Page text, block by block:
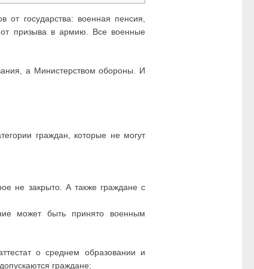
государства: военная пенсия,
от призыва в армию. Все военные
а Министерством обороны. И
граждан, которые не могут
не закрыто. А также граждане с
может быть принято военным
о среднем образовании и
граждане: